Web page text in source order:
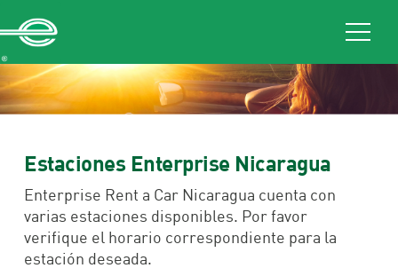
Estaciones Enterprise Nicaragua
Enterprise Rent a Car Nicaragua cuenta con
varias estaciones disponibles. Por favor
verifique el horario correspondiente para la
estación deseada.